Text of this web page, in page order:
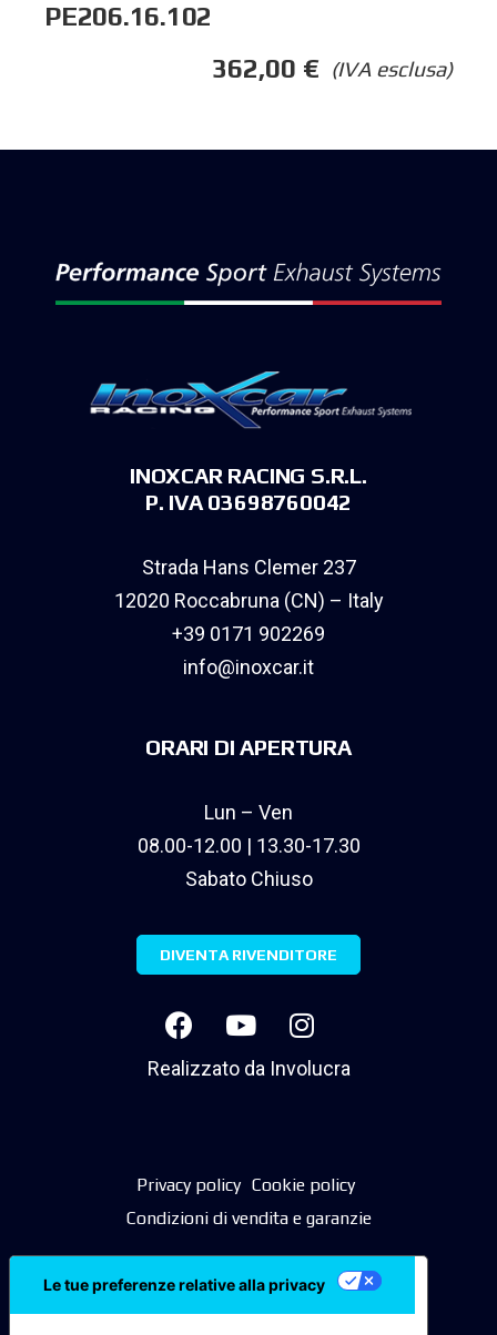
PE206.16.102
(IVA esclusa)
362,00 €
INOXCAR RACING S.R.L.
P. IVA 03698760042
Strada Hans Clemer 237
12020 Roccabruna (CN) – Italy
+39 0171 902269
info@inoxcar.it
ORARI DI APERTURA
Lun – Ven
08.00-12.00 | 13.30-17.30
Sabato Chiuso
DIVENTA RIVENDITORE
Realizzato da Involucra
Privacy policy Cookie policy
Condizioni di vendita e garanzie
Le tue preferenze relative alla privacy